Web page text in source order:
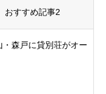
おすすめ記事2
森戸に貸別荘がオー